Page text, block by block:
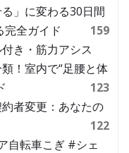
」に変わる30日間
全ガイド
159
き・筋力アシス
！室内で“足腰と体
123
者変更：あなたの
122
自転車こぎ #シェ